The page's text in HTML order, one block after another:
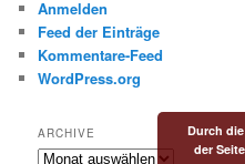
Anmelden
Feed der Einträge
Kommentare-Feed
WordPress.org
ARCHIVE
Archive
Durch
der